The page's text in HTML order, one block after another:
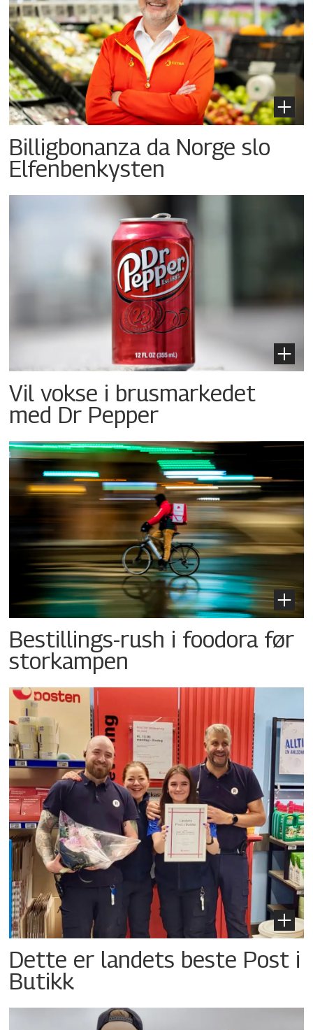
Billigbonanza da Norge slo
Elfenbenkysten
Vil vokse i brusmarkedet
med Dr Pepper
Bestillings-rush i foodora før
storkampen
Dette er landets beste Post i
Butikk